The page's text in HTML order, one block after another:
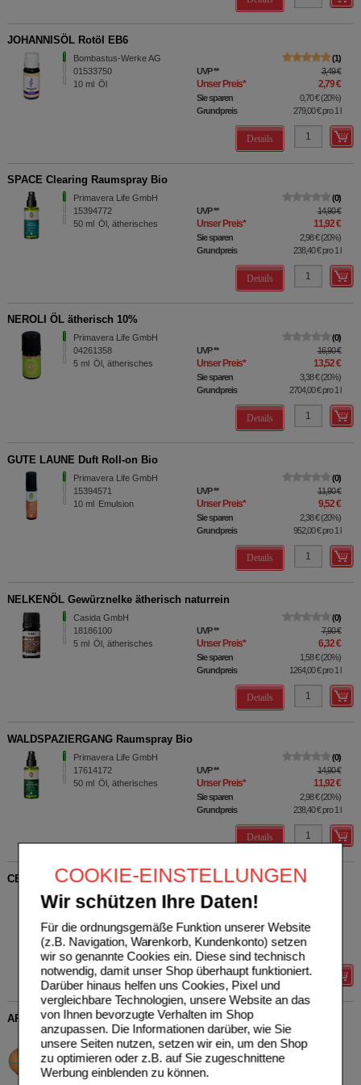
COOKIE-EINSTELLUNGEN
Wir schützen Ihre Daten!
Für die ordnungsgemäße Funktion unserer Website
(z.B. Navigation, Warenkorb, Kundenkonto) setzen
wir so genannte Cookies ein. Diese sind technisch
notwendig, damit unser Shop überhaupt funktioniert.
Darüber hinaus helfen uns Cookies, Pixel und
vergleichbare Technologien, unsere Website an das
von Ihnen bevorzugte Verhalten im Shop
anzupassen. Die Informationen darüber, wie Sie
unsere Seiten nutzen, setzen wir ein, um den Shop
zu optimieren oder z.B. auf Sie zugeschnittene
Werbung einblenden zu können.
JOHANNISÖL Rotöl EB6
Bombastus-Werke AG
01533750
10 ml Öl
1
UVP** 3,49 €
Unser Preis* 2,79 €
Sie sparen 0,70 €(20%)
Grundpreis
279,00 €pro 1 l
Details
SPACE Clearing Raumspray Bio
Primavera Life GmbH
15394772
50 ml Öl, ätherisches
0
UVP** 14,90 €
Unser Preis* 11,92 €
Sie sparen 2,98 €(20%)
Grundpreis
238,40 €pro 1 l
Details
NEROLI ÖL ätherisch 10%
Primavera Life GmbH
04261358
5 ml Öl, ätherisches
0
UVP** 16,90 €
Unser Preis* 13,52 €
Sie sparen 3,38 €(20%)
Grundpreis
2704,00 €pro 1 l
Details
GUTE LAUNE Duft Roll-on Bio
Primavera Life GmbH
15394571
10 ml Emulsion
0
UVP** 11,90 €
Unser Preis* 9,52 €
Sie sparen 2,38 €(20%)
Grundpreis
952,00 €pro 1 l
Details
NELKENÖL Gewürznelke ätherisch naturrein
Casida GmbH
18186100
5 ml Öl, ätherisches
0
UVP** 7,90 €
Unser Preis* 6,32 €
Sie sparen 1,58 €(20%)
Grundpreis
1264,00 €pro 1 l
Details
WALDSPAZIERGANG Raumspray Bio
Primavera Life GmbH
17614172
50 ml Öl, ätherisches
0
UVP** 14,90 €
Unser Preis* 11,92 €
Sie sparen 2,98 €(20%)
Grundpreis
238,40 €pro 1 l
Details
CEDERNHOLZÖL
Bombastus-Werke AG
06863096
10ml Öl, ätherisches
UVP **
Unser Preis *
Sie sparen
Grundpreis
579,00 €
Details
AROMA DIFFUSER Holzdesign mit LED
Casida GmbH
15880805
1St
UVP **
Unser Preis*
Sie sparen